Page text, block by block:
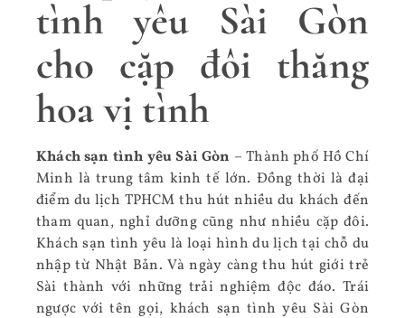
tình yêu Sài Gòn
cho cặp đôi thăng
hoa vị tình
Khách sạn tình yêu Sài Gòn – Thành phố Hồ Chí
Minh là trung tâm kinh tế lớn. Đồng thời là đại
điểm du lịch TPHCM thu hút nhiều du khách đến
tham quan, nghỉ dưỡng cũng như nhiều cặp đôi.
Khách sạn tình yêu là loại hình du lịch tại chỗ du
nhập từ Nhật Bản. Và ngày càng thu hút giới trẻ
Sài thành với những trải nghiệm độc đáo. Trái
ngược với tên gọi, khách sạn tình yêu Sài Gòn